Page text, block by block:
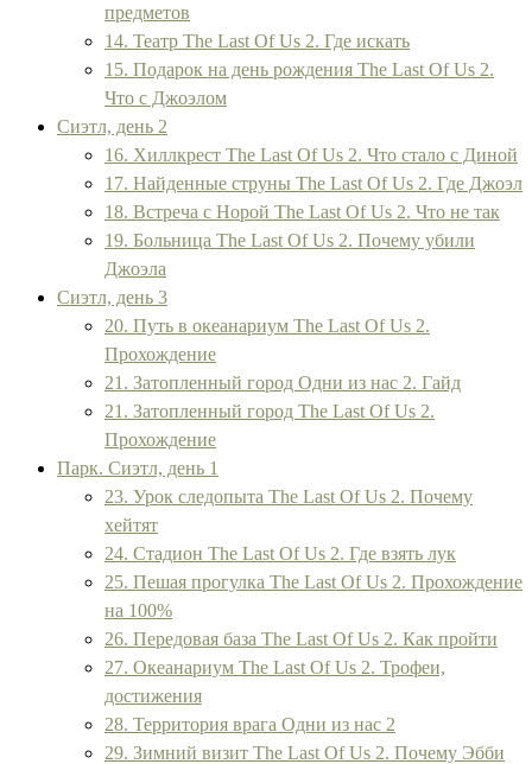
предметов
14. Театр The Last Of Us 2. Где искать
15. Подарок на день рождения The Last Of Us 2.
Что с Джоэлом
Сиэтл, день 2
16. Хиллкрест The Last Of Us 2. Что стало с Диной
17. Найденные струны The Last Of Us 2. Где Джоэл
18. Встреча с Норой The Last Of Us 2. Что не так
19. Больница The Last Of Us 2. Почему убили
Джоэла
Сиэтл, день 3
20. Путь в океанариум The Last Of Us 2.
Прохождение
21. Затопленный город Одни из нас 2. Гайд
21. Затопленный город The Last Of Us 2.
Прохождение
Парк. Сиэтл, день 1
23. Урок следопыта The Last Of Us 2. Почему
хейтят
24. Стадион The Last Of Us 2. Где взять лук
25. Пешая прогулка The Last Of Us 2. Прохождение
на 100%
26. Передовая база The Last Of Us 2. Как пройти
27. Океанариум The Last Of Us 2. Трофеи,
достижения
28. Территория врага Одни из нас 2
29. Зимний визит The Last Of Us 2. Почему Эбби